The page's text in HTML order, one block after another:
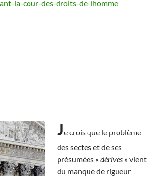
la-cour-des-droits-de-lhomme
Je crois que le problème
des sectes et de ses
présumées « dérives » vient
du manque de rigueur